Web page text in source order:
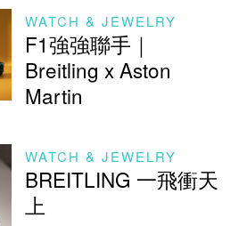
WATCH & JEWELRY
F1強強聯手｜
Breitling x Aston
Martin
WATCH & JEWELRY
BREITLING 一飛衝天
上